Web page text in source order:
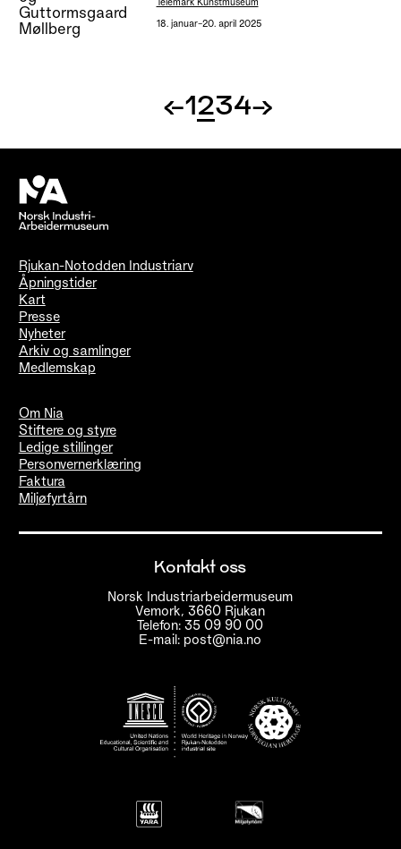
18. januar–20. april 2025
←1234→
Rjukan-Notodden Industriarv
Åpningstider
Kart
Presse
Nyheter
Arkiv og samlinger
Medlemskap
Om Nia
Stiftere og styre
Ledige stillinger
Personvernerklæring
Faktura
Miljøfyrtårn
Kontakt oss
Norsk Industriarbeidermuseum
Vemork, 3660 Rjukan
Telefon: 35 09 90 00
E-mail: post@nia.no